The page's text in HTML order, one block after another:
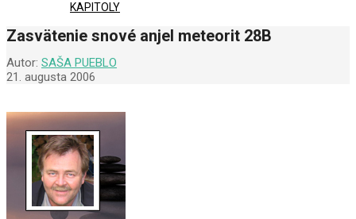
KAPITOLY
Zasvätenie snové anjel meteorit 28B
Autor: SAŠA PUEBLO
21. augusta 2006